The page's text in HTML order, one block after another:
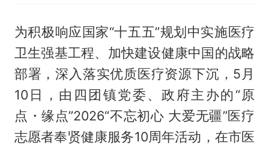
为积极响应国家“十五五”规划中实施医疗
卫生强基工程、加快建设健康中国的战略
部署，深入落实优质医疗资源下沉，5月
10日，由四团镇党委、政府主办的“原
点・缘点”2026“不忘初心 大爱无疆”医疗
志愿者奉贤健康服务10周年活动，在市医